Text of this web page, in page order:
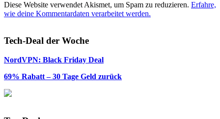
Diese Website verwendet Akismet, um Spam zu reduzieren. Erfahre,
wie deine Kommentardaten verarbeitet werden.
Tech-Deal der Woche
NordVPN: Black Friday Deal
69% Rabatt – 30 Tage Geld zurück